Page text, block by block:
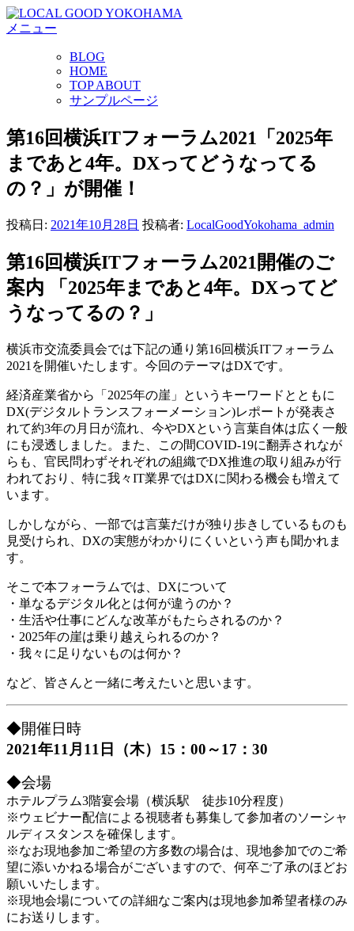
コ
ン
キ
ッ
プ
メニュー
BLOG
HOME
TOP ABOUT
サンプルページ
第16回横浜ITフォーラム2021「2025年
まであと4年。DXってどうなってる
の？」が開催！
投稿日: 2021年10月28日 投稿者: LocalGoodYokohama_admin
第16回横浜ITフォーラム2021開催のご
案内 「2025年まであと4年。DXってど
うなってるの？」
横浜市交流委員会では下記の通り第16回横浜ITフォーラム
2021を開催いたします。今回のテーマはDXです。
経済産業省から「2025年の崖」というキーワードとともに
DX(デジタルトランスフォーメーション)レポートが発表さ
れて約3年の月日が流れ、今やDXという言葉自体は広く一般
にも浸透しました。また、この間COVID-19に翻弄されなが
らも、官民問わずそれぞれの組織でDX推進の取り組みが行
われており、特に我々IT業界ではDXに関わる機会も増えて
います。
しかしながら、一部では言葉だけが独り歩きしているものも
見受けられ、DXの実態がわかりにくいという声も聞かれま
す。
そこで本フォーラムでは、DXについて
・単なるデジタル化とは何が違うのか？
・生活や仕事にどんな改革がもたらされるのか？
・2025年の崖は乗り越えられるのか？
・我々に足りないものは何か？
など、皆さんと一緒に考えたいと思います。
◆開催日時
2021年11月11日（木）15：00～17：30
◆会場
ホテルプラム3階宴会場（横浜駅 徒歩10分程度）
※ウェビナー配信による視聴者も募集して参加者のソーシャ
ルディスタンスを確保します。
※なお現地参加ご希望の方多数の場合は、現地参加でのご希
望に添いかねる場合がございますので、何卒ご了承のほどお
願いいたします。
※現地会場についての詳細なご案内は現地参加希望者様のみ
にお送りします。